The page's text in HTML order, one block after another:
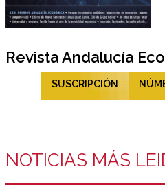
Revista Andalucía
SUSCRIPCIÓN
NOTICIAS MÁS